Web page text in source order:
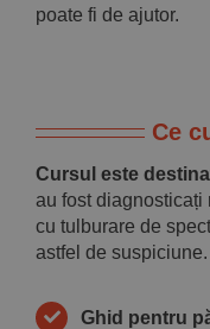
poate fi de ajutor.
Ce
Cursul este
au fost diagnosticați
cu tulburare de
astfel de suspiciune.
Ghid pentru